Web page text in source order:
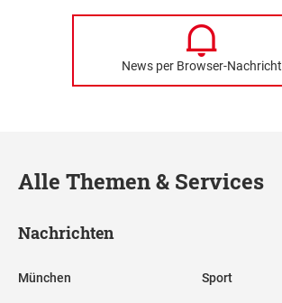
News per Browser-Nachricht
Alle Themen & Services
Nachrichten
München Sport